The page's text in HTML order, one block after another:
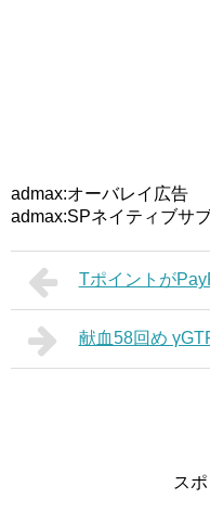
admax:オーバレイ広告
admax:SPネイティブサ
Tポイントが
献血58回め
ス